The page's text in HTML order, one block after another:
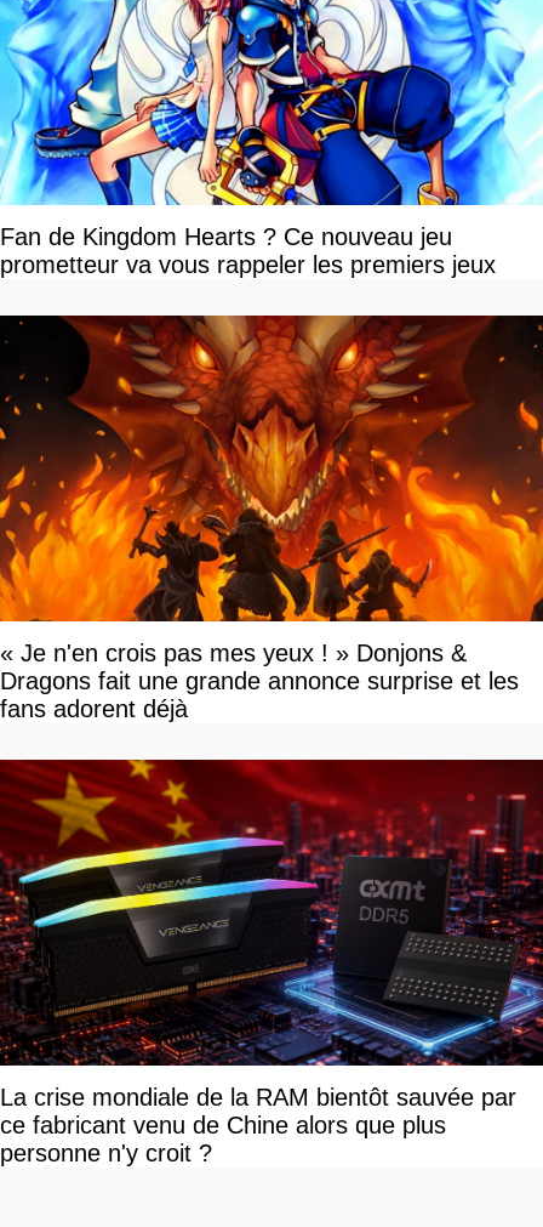
Fan de Kingdom Hearts ? Ce nouveau jeu
prometteur va vous rappeler les premiers jeux
« Je n'en crois pas mes yeux ! » Donjons &
Dragons fait une grande annonce surprise et les
fans adorent déjà
La crise mondiale de la RAM bientôt sauvée par
ce fabricant venu de Chine alors que plus
personne n'y croit ?